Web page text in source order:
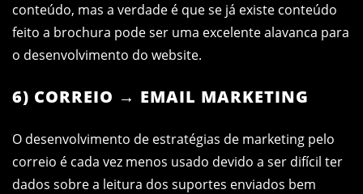
conteúdo, mas a verdade é que se já existe conteúdo
feito a brochura pode ser uma excelente alavanca para
o desenvolvimento do website.
6) CORREIO → EMAIL MARKETING
O desenvolvimento de estratégias de marketing pelo
correio é cada vez menos usado devido a ser difícil ter
dados sobre a leitura dos suportes enviados bem